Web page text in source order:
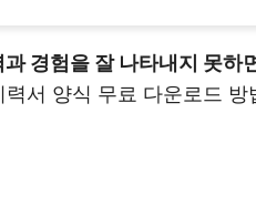
경험을 잘 나타내지 못하
서 양식 무료 다운로드